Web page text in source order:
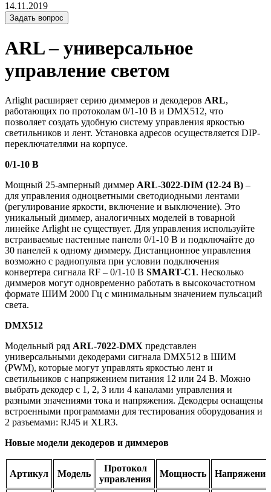
14.11.2019
Задать вопрос
ARL – универсальное
управление светом
Arlight расширяет серию диммеров и декодеров ARL,
работающих по протоколам 0/1-10 В и DMX512, что
позволяет создать удобную систему управления яркостью
светильников и лент. Установка адресов осуществляется DIP-
переключателями на корпусе.
0/1-10 В
Мощный 25-амперный диммер ARL-3022-DIM (12-24 В) –
для управления одноцветными светодиодными лентами
(регулирование яркости, включение и выключение). Это
уникальный диммер, аналогичных моделей в товарной
линейке Arlight не существует. Для управления используйте
встраиваемые настенные панели 0/1-10 В и подключайте до
30 панелей к одному диммеру. Дистанционное управления
возможно с радиопульта при условии подключения
конвертера сигнала RF – 0/1-10 В SMART-C1. Несколько
диммеров могут одновременно работать в высокочастотном
формате ШИМ 2000 Гц с минимальным значением пульсаций
света.
DMX512
Модельный ряд ARL-7022-DMX представлен
универсальными декодерами сигнала DMX512 в ШИМ
(PWM), которые могут управлять яркостью лент и
светильников с напряжением питания 12 или 24 В. Можно
выбрать декодер с 1, 2, 3 или 4 каналами управления и
разными значениями тока и напряжения. Декодеры оснащены
встроенными программами для тестирования оборудования и
2 разъемами: RJ45 и XLR3.
Новые модели декодеров и диммеров
Артикул Модель
Протокол
управления
Мощность Напряжение